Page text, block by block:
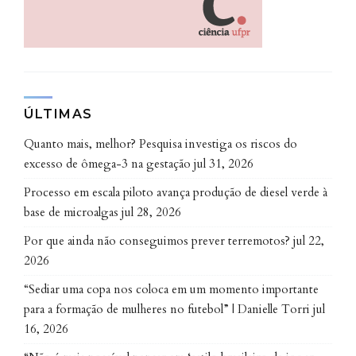
materiais da mistura e o tempo de moagem estão
desde 2016 em processo de patenteamento pelo
Instituto Nacional da Propriedade Industrial (Inpi).
como uma alternativa mais barata aos tratamentos
disponíveis para descarte do amianto. Atualmente o
mineral precisa ser descartado em aterros industriais
ou decomposto termicamente, em um processo
chamado de calcinação. Nele, o material é submetido
a uma temperatura de 850 graus, durante duas horas,
em um forno específico, para que se quebrem as
fibras do asbesto.
Outra vantagem é que todos os componentes
químicos que resultam da mistura podem ser usados
ÚLTIMAS
Quanto mais, melhor? Pesquisa investiga os riscos do
excesso de ômega-3 na gestação jul 31, 2026
Processo em escala piloto avança produção de diesel verde à
base de microalgas jul 28, 2026
Por que ainda não conseguimos prever terremotos? jul 22,
2026
“Sediar uma copa nos coloca em um momento importante
para a formação de mulheres no futebol” | Danielle Torri jul
16, 2026